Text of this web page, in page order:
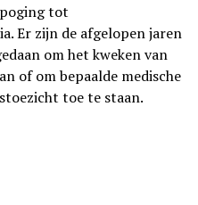
tot
Er zijn de afgelopen jaren
om het kweken van
of om bepaalde medische
toe te staan.